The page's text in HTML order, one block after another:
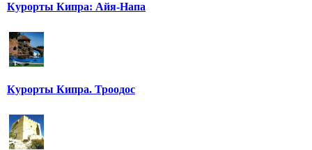
Курорты Кипра: Айя-Напа
Курорты Кипра. Троодос